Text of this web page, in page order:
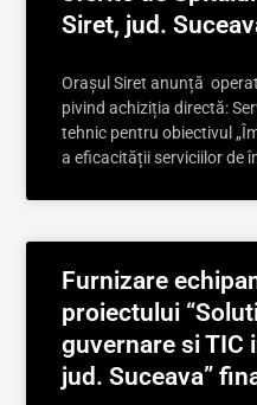
Siret, jud.
Orașul Siret anunță
pivind achiziția directă:
tehnic pentru obiectivul
a eficacității serviciilor de
Furnizare
proiectului
guvernare si TIC
jud. Suceava”